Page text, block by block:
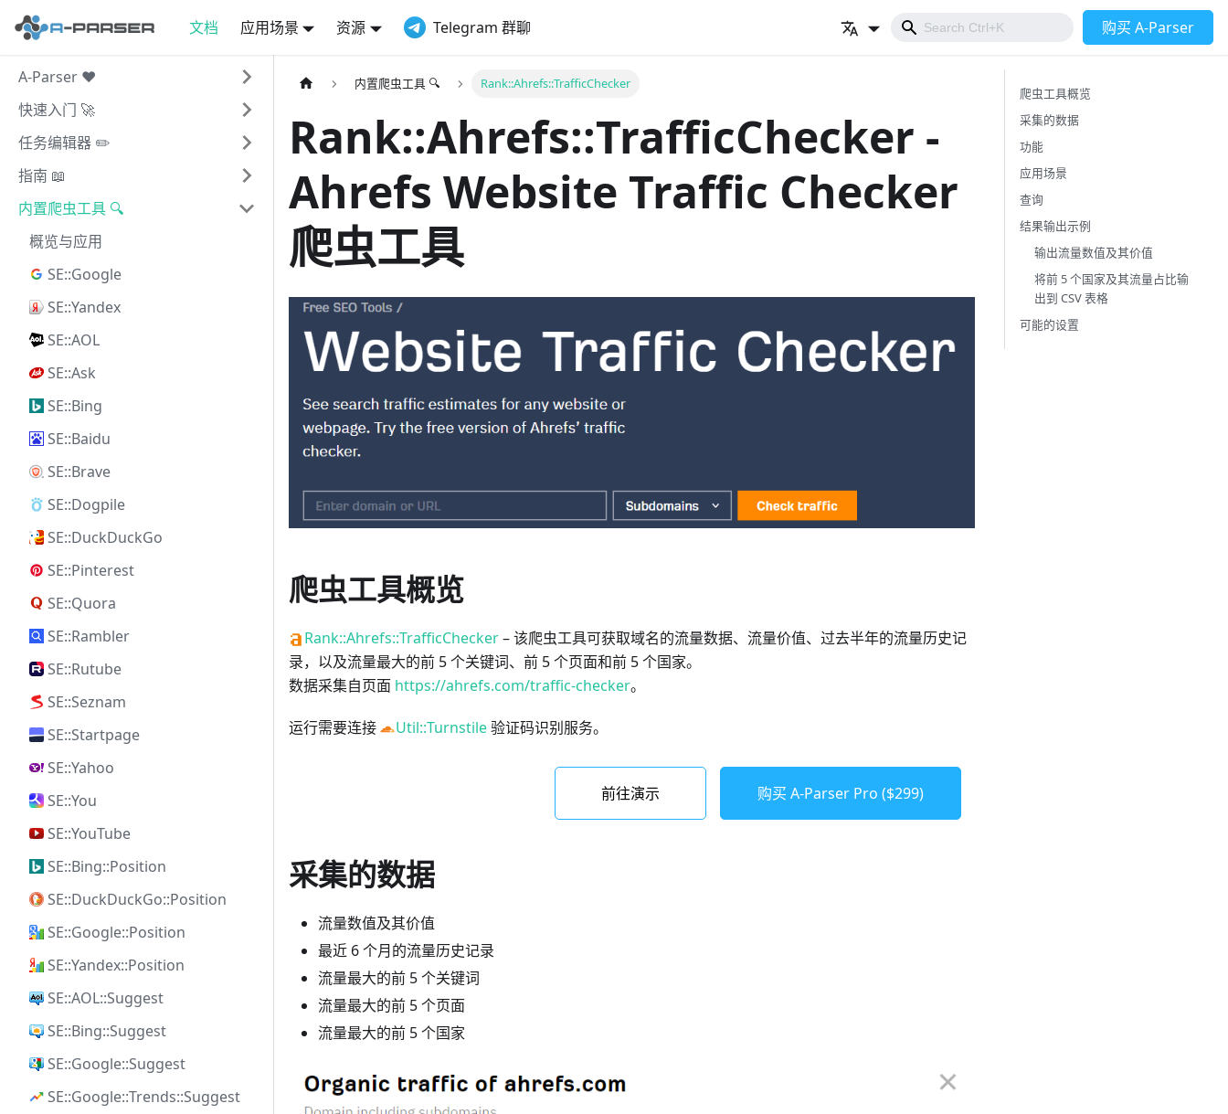
文档 应用场景 资源 Telegram 群聊 购买 A-Parser
A-Parser ❤️
快速入门 🚀
任务编辑器 ✏️
指南 📖
内置爬虫工具 🔍
概览与应用
SE::Google
SE::Yandex
SE::AOL
SE::Ask
SE::Bing
SE::Baidu
SE::Brave
SE::Dogpile
SE::DuckDuckGo
SE::Pinterest
SE::Quora
SE::Rambler
SE::Rutube
SE::Seznam
SE::Startpage
SE::Yahoo
SE::You
SE::YouTube
SE::Bing::Position
SE::DuckDuckGo::Position
SE::Google::Position
SE::Yandex::Position
SE::AOL::Suggest
SE::Bing::Suggest
SE::Google::Suggest
SE::Google::Trends::Suggest
内置爬虫工具 🔍 Rank::Ahrefs::TrafficChecker
Rank::Ahrefs::TrafficChecker -
Ahrefs Website Traffic Checker
爬虫工具
爬虫工具概览
Rank::Ahrefs::TrafficChecker– 该爬虫工具可获取域名的流量数据、流量价值、过去半年的流量历史记
录，以及流量最大的前 5 个关键词、前 5 个页面和前 5 个国家。
数据采集自页面 https://ahrefs.com/traffic-checker。
运行需要连接 Util::Turnstile验证码识别服务。
前往演示 购买 A-Parser Pro ($299)
采集的数据
流量数值及其价值
最近 6 个月的流量历史记录
流量最大的前 5 个关键词
流量最大的前 5 个页面
流量最大的前 5 个国家
爬虫工具概览
采集的数据
功能
应用场景
查询
结果输出示例
输出流量数值及其价值
将前 5 个国家及其流量占比输
出到 CSV 表格
可能的设置